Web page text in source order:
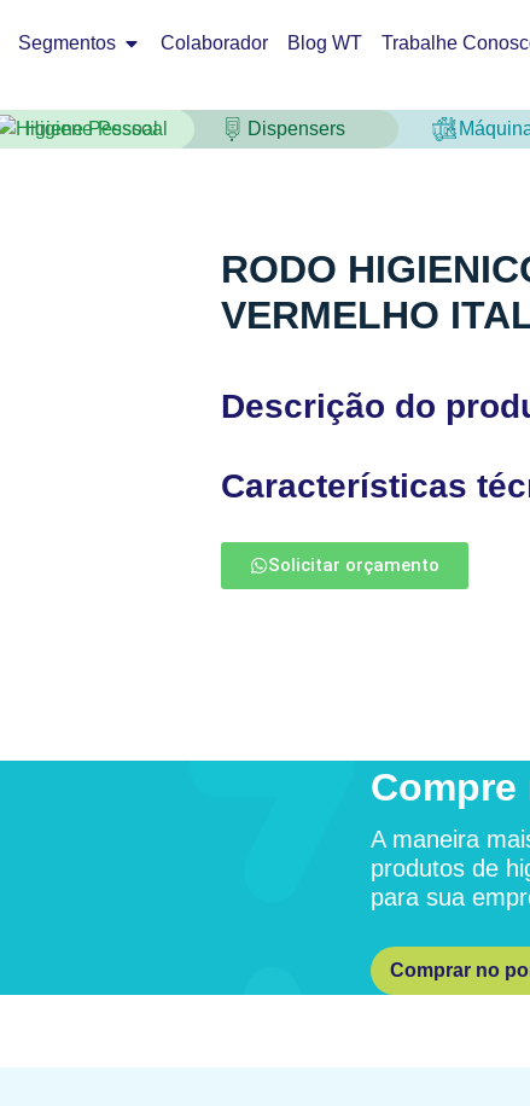
Segmentos Colaborador Blog WT Trabalhe
Higiene Pessoal Dispensers
RODO
VERMELHO
Descrição do
Características
Solicitar orçamento
Compre
A maneira
produtos de
para sua
Comprar no